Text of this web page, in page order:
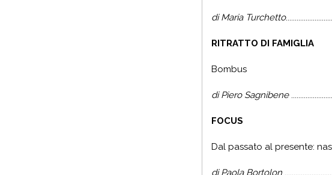
di Maria Turchetto
RITRATTO DI FAMIGLIA
Bombus
di Piero Sagnibene
FOCUS
Dal passato al presente: